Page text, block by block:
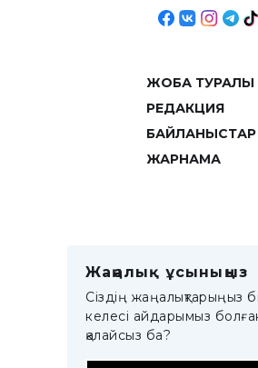
ЖОБА ТУРАЛЫ
РЕДАКЦИЯ
БАЙЛАНЫСТАР
ЖАРНАМА
Жаңалық ұсыныңыз
Сіздің жаңалықтарыңыз
келесі айдарымыз
қалайсыз ба?